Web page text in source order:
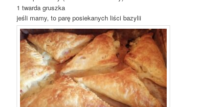
1 twarda gruszka
jeśli mamy, to parę posiekanych liści bazylii